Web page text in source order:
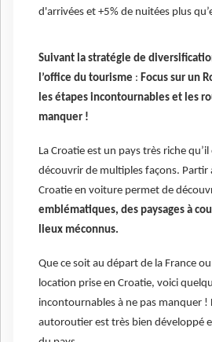
d'arrivées et +5% de nuitées plus
Suivant la stratégie de
l’office du tourisme : Focus sur un
les étapes incontournables et les
manquer !
La Croatie est un pays très riche
découvrir de multiples façons. Partir
Croatie en voiture permet de
emblématiques, des paysages à
lieux méconnus.
Que ce soit au départ de la France
location prise en Croatie, voici
incontournables à ne pas manquer !
autoroutier est très bien développé